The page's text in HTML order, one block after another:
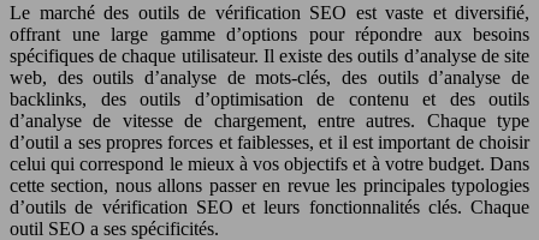
Le marché des outils de vérification SEO est vaste et diversifié,
offrant une large gamme d’options pour répondre aux besoins
spécifiques de chaque utilisateur. Il existe des outils d’analyse de site
web, des outils d’analyse de mots-clés, des outils d’analyse de
backlinks, des outils d’optimisation de contenu et des outils
d’analyse de vitesse de chargement, entre autres. Chaque type
d’outil a ses propres forces et faiblesses, et il est important de choisir
celui qui correspond le mieux à vos objectifs et à votre budget. Dans
cette section, nous allons passer en revue les principales typologies
d’outils de vérification SEO et leurs fonctionnalités clés. Chaque
outil SEO a ses spécificités.